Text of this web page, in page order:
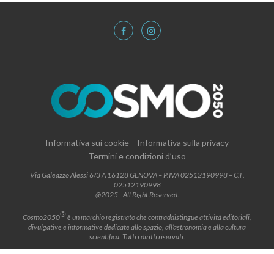
Informativa sui cookie
Informativa sulla privacy
Termini e condizioni d’uso
Via Galeazzo Alessi 6/3 A 16128 GENOVA – P.IVA 02512190998 – C.F.
02512190998
@2025 - All Right Reserved.
Cosmo2050®è un marchio registrato che contraddistingue attività editoriali,
divulgative e informative dedicate allo spazio, all’astronomia e alla cultura
scientifica. Tutti i diritti riservati.